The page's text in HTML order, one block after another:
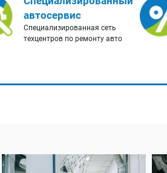
автосервис
Специализированная сеть
техцентров по ремонту авто